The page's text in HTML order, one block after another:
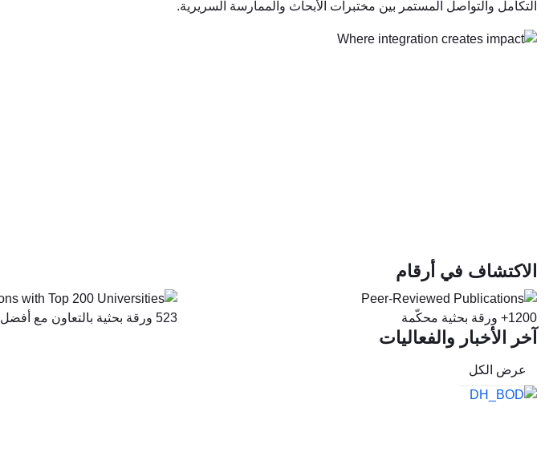
التكامل والتواصل المستمر بين مختبرات الأبحاث والممارسة السريرية.
الاكتشاف في أرقام
1200+ ورقة بحثية محكّمة 523 ورقة بحثية بالتعاون مع أفضل 200 جامعة في العالم
آخر الأخبار والفعاليات
عرض الكل